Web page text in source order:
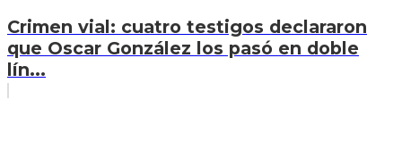
Crimen vial: cuatro testigos declararon
que Oscar González los pasó en doble
lín...